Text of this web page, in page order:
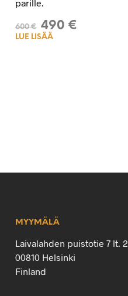
parille.
600€ 490 €
LUE LISÄÄ
MYYMÄLÄ
Laivalahden puistotie 7 lt. 2
00810 Helsinki
Finland